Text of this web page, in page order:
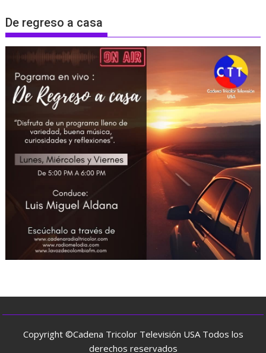
De regreso a casa
Copyright ©Cadena Tricolor Televisión USA Todos los
derechos reservados